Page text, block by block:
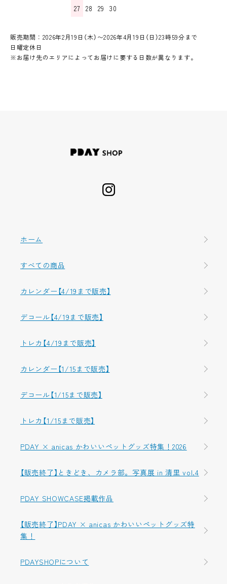
27
28 29 30
販売期間：2026年2月19日（木）〜2026年4月19日（日）23時59分まで
日曜定休日
※お届け先のエリアによってお届けに要する日数が異なります。
ホーム
すべての商品
カレンダー【4/19まで販売】
デコール【4/19まで販売】
トレカ【4/19まで販売】
カレンダー【1/15まで販売】
デコール【1/15まで販売】
トレカ【1/15まで販売】
PDAY × anicas かわいいペットグッズ特集！2026
【販売終了】ときどき、カメラ部。写真展 in 清里 vol.4
PDAY SHOWCASE掲載作品
【販売終了】PDAY × anicas かわいいペットグッズ特
集！
PDAYSHOPについて